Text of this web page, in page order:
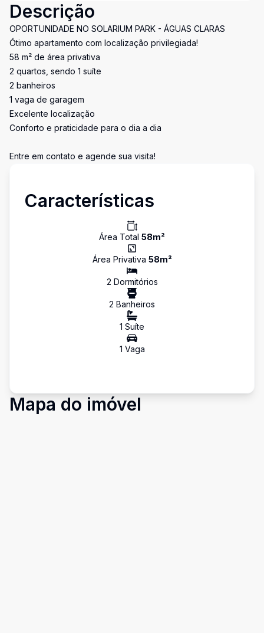
Descrição
OPORTUNIDADE NO SOLARIUM PARK - ÁGUAS CLARAS
Ótimo apartamento com localização privilegiada!
58 m² de área privativa
2 quartos, sendo 1 suíte
2 banheiros
1 vaga de garagem
Excelente localização
Conforto e praticidade para o dia a dia
Entre em contato e agende sua visita!
Características
Área Total 58m²
Área Privativa 58m²
2 Dormitórios
2 Banheiros
1 Suíte
1 Vaga
Mapa do imóvel